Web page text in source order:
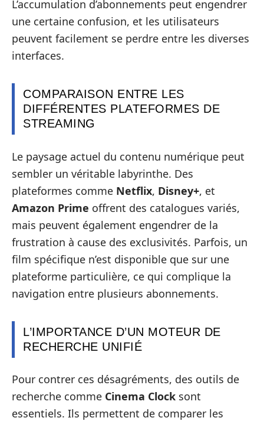
L’accumulation d’abonnements peut engendrer
une certaine confusion, et les utilisateurs
peuvent facilement se perdre entre les diverses
interfaces.
COMPARAISON ENTRE LES
DIFFÉRENTES PLATEFORMES DE
STREAMING
Le paysage actuel du contenu numérique peut
sembler un véritable labyrinthe. Des
plateformes comme Netflix, Disney+, et
Amazon Prime offrent des catalogues variés,
mais peuvent également engendrer de la
frustration à cause des exclusivités. Parfois, un
film spécifique n’est disponible que sur une
plateforme particulière, ce qui complique la
navigation entre plusieurs abonnements.
L’IMPORTANCE D’UN MOTEUR DE
RECHERCHE UNIFIÉ
Pour contrer ces désagréments, des outils de
recherche comme Cinema Clock sont
essentiels. Ils permettent de comparer les